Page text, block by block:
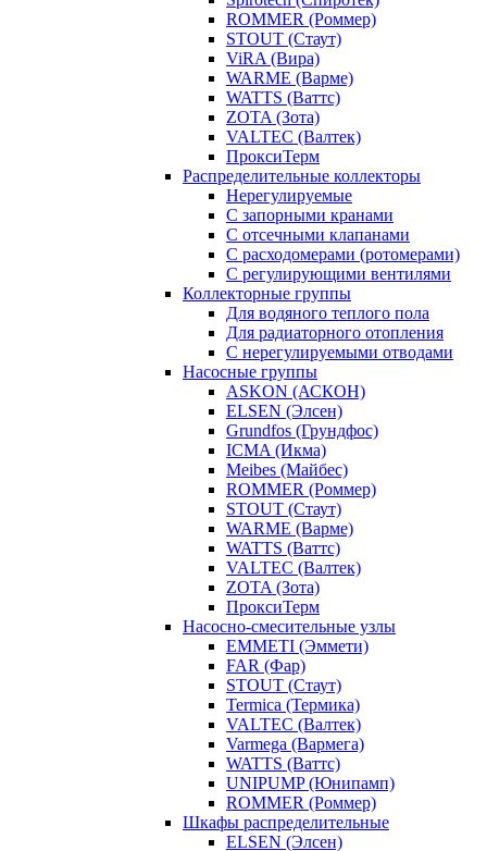
ROMMER (Роммер)
STOUT (Стаут)
ViRA (Вира)
WARME (Варме)
WATTS (Ваттс)
ZOTA (Зота)
VALTEC (Валтек)
ПроксиТерм
Распределительные коллекторы
Нерегулируемые
С запорными кранами
С отсечными клапанами
С расходомерами (ротомерами)
С регулирующими вентилями
Коллекторные группы
Для водяного теплого пола
Для радиаторного отопления
С нерегулируемыми отводами
Насосные группы
ASKON (АСКОН)
ELSEN (Элсен)
Grundfos (Грундфос)
ICMA (Икма)
Meibes (Майбес)
ROMMER (Роммер)
STOUT (Стаут)
WARME (Варме)
WATTS (Ваттс)
VALTEC (Валтек)
ZOTA (Зота)
ПроксиТерм
Насосно-смесительные узлы
EMMETI (Эммети)
FAR (Фар)
STOUT (Стаут)
Termica (Термика)
VALTEC (Валтек)
Varmega (Вармега)
WATTS (Ваттс)
UNIPUMP (Юнипамп)
ROMMER (Роммер)
Шкафы распределительные
ELSEN (Элсен)